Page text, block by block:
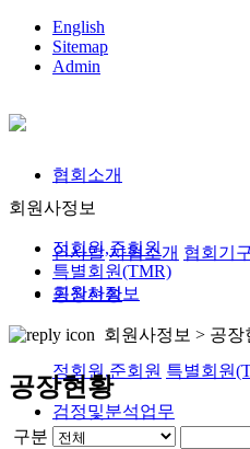
English
Sitemap
Admin
협회소개
인사말 사협소개 협회기
회원사정보
정회원,준회원 특별회원
검정및분석업무
회원사정보
정회원,준회원
특별회원(TMR)
공장현황
회원사정보 > 공장
공장현황
구분